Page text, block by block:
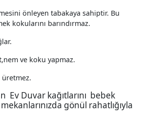
önleyen tabakaya sahiptir. Bu
kokularını barındırmaz.
ve koku yapmaz.
üretmez.
Ev Duvar kağıtlarını bebek
gönül rahatlığıyla